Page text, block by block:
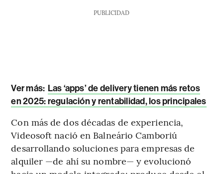
PUBLICIDAD
Ver más: Las ‘apps’ de delivery tienen más retos
en 2025: regulación y rentabilidad, los principales
Con más de dos décadas de experiencia,
Videosoft nació en Balneário Camboriú
desarrollando soluciones para empresas de
alquiler —de ahí su nombre— y evolucionó